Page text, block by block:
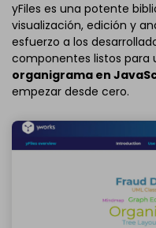
yFiles es una potente
visualización, edición y
esfuerzo a los
componentes listos para
organigrama en
empezar desde cero.